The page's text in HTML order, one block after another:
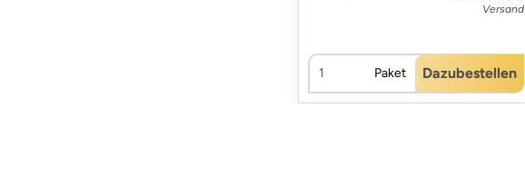
Versand
Paket Dazubestellen